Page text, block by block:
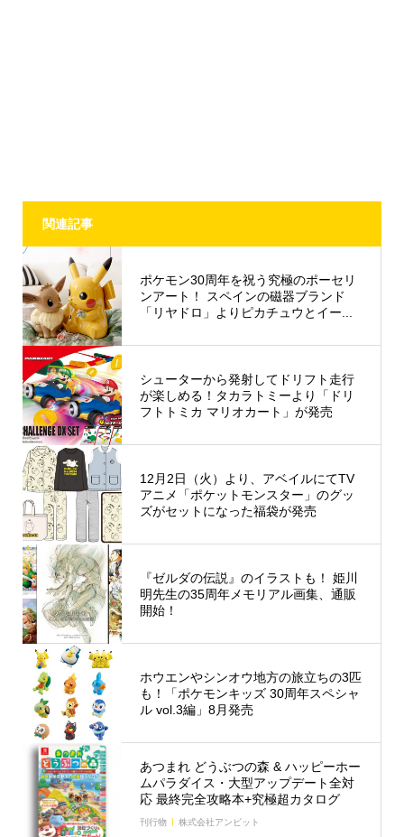
関連記事
ポケモン30周年を祝う究極のポーセリ
ンアート！ スペインの磁器ブランド
「リヤドロ」よりピカチュウとイー...
シューターから発射してドリフト走行
が楽しめる！タカラトミーより「ドリ
フトトミカ マリオカート」が発売
12月2日（火）より、アベイルにてTV
アニメ「ポケットモンスター」のグッ
ズがセットになった福袋が発売
『ゼルダの伝説』のイラストも！ 姫川
明先生の35周年メモリアル画集、通販
開始！
ホウエンやシンオウ地方の旅立ちの3匹
も！「ポケモンキッズ 30周年スペシャ
ル vol.3編」8月発売
あつまれ どうぶつの森 & ハッピーホー
ムパラダイス・大型アップデート全対
応 最終完全攻略本+究極超カタログ
刊行物 株式会社アンビット